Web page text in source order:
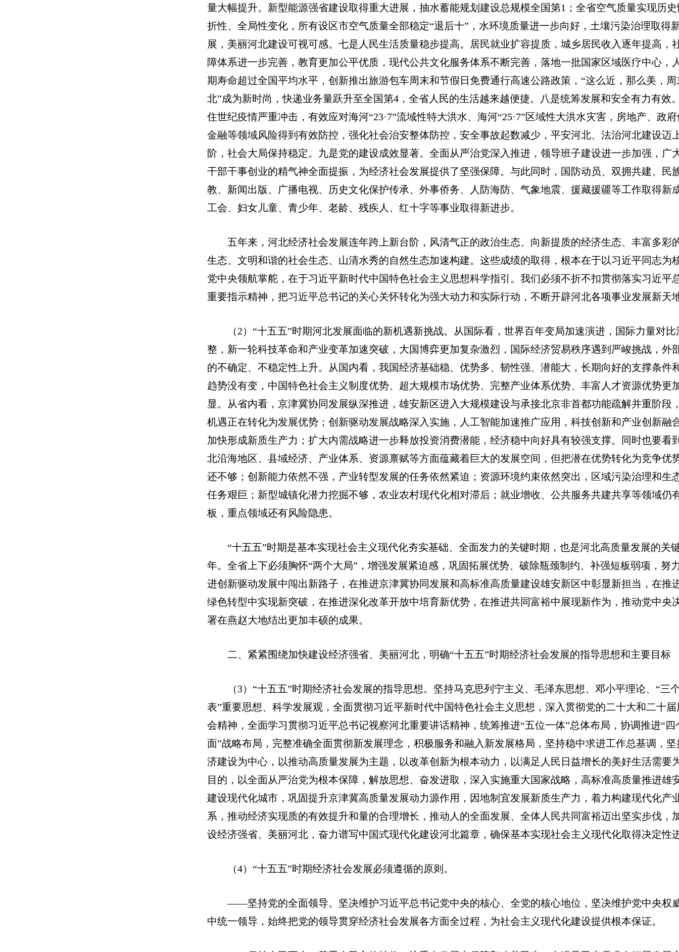
量大幅提升。新型能源强省建设取得重大进展，抽水蓄能规划建设总规模全国第1；全省空气质量实现历
折性、全局性变化，所有设区市空气质量全部稳定“退后十”，水环境质量进一步向好，土壤污染治理取得
展，美丽河北建设可视可感。七是人民生活质量稳步提高。居民就业扩容提质，城乡居民收入逐年提高，
障体系进一步完善，教育更加公平优质，现代公共文化服务体系不断完善，落地一批国家区域医疗中心，
期寿命超过全国平均水平，创新推出旅游包车周末和节假日免费通行高速公路政策，“这么近，那么美，
北”成为新时尚，快递业务量跃升至全国第4，全省人民的生活越来越便捷。八是统筹发展和安全有力有效
住世纪疫情严重冲击，有效应对海河“23·7”流域性特大洪水、海河“25·7”区域性大洪水灾害，房地产、政
金融等领域风险得到有效防控，强化社会治安整体防控，安全事故起数减少，平安河北、法治河北建设迈
阶，社会大局保持稳定。九是党的建设成效显著。全面从严治党深入推进，领导班子建设进一步加强，广
干部干事创业的精气神全面提振，为经济社会发展提供了坚强保障。与此同时，国防动员、双拥共建、民
教、新闻出版、广播电视、历史文化保护传承、外事侨务、人防海防、气象地震、援藏援疆等工作取得新
工会、妇女儿童、青少年、老龄、残疾人、红十字等事业取得新进步。
五年来，河北经济社会发展连年跨上新台阶，风清气正的政治生态、向新提质的经济生态、丰富多彩
生态、文明和谐的社会生态、山清水秀的自然生态加速构建。这些成绩的取得，根本在于以习近平同志为
党中央领航掌舵，在于习近平新时代中国特色社会主义思想科学指引。我们必须不折不扣贯彻落实习近平
重要指示精神，把习近平总书记的关心关怀转化为强大动力和实际行动，不断开辟河北各项事业发展新天
（2）“十五五”时期河北发展面临的新机遇新挑战。从国际看，世界百年变局加速演进，国际力量对比
整，新一轮科技革命和产业变革加速突破，大国博弈更加复杂激烈，国际经济贸易秩序遇到严峻挑战，外
的不确定、不稳定性上升。从国内看，我国经济基础稳、优势多、韧性强、潜能大，长期向好的支撑条件
趋势没有变，中国特色社会主义制度优势、超大规模市场优势、完整产业体系优势、丰富人才资源优势更
显。从省内看，京津冀协同发展纵深推进，雄安新区进入大规模建设与承接北京非首都功能疏解并重阶段
机遇正在转化为发展优势；创新驱动发展战略深入实施，人工智能加速推广应用，科技创新和产业创新融
加快形成新质生产力；扩大内需战略进一步释放投资消费潜能，经济稳中向好具有较强支撑。同时也要看
北沿海地区、县域经济、产业体系、资源禀赋等方面蕴藏着巨大的发展空间，但把潜在优势转化为竞争优
还不够；创新能力依然不强，产业转型发展的任务依然紧迫；资源环境约束依然突出，区域污染治理和生
任务艰巨；新型城镇化潜力挖掘不够，农业农村现代化相对滞后；就业增收、公共服务共建共享等领域仍
板，重点领域还有风险隐患。
“十五五”时期是基本实现社会主义现代化夯实基础、全面发力的关键时期，也是河北高质量发展的关
年。全省上下必须胸怀“两个大局”，增强发展紧迫感，巩固拓展优势、破除瓶颈制约、补强短板弱项，努
进创新驱动发展中闯出新路子，在推进京津冀协同发展和高标准高质量建设雄安新区中彰显新担当，在推
绿色转型中实现新突破，在推进深化改革开放中培育新优势，在推进共同富裕中展现新作为，推动党中央
署在燕赵大地结出更加丰硕的成果。
二、紧紧围绕加快建设经济强省、美丽河北，明确“十五五”时期经济社会发展的指导思想和主要目标
（3）“十五五”时期经济社会发展的指导思想。坚持马克思列宁主义、毛泽东思想、邓小平理论、“三
表”重要思想、科学发展观，全面贯彻习近平新时代中国特色社会主义思想，深入贯彻党的二十大和二十
会精神，全面学习贯彻习近平总书记视察河北重要讲话精神，统筹推进“五位一体”总体布局，协调推进“四
面”战略布局，完整准确全面贯彻新发展理念，积极服务和融入新发展格局，坚持稳中求进工作总基调，
济建设为中心，以推动高质量发展为主题，以改革创新为根本动力，以满足人民日益增长的美好生活需要
目的，以全面从严治党为根本保障，解放思想、奋发进取，深入实施重大国家战略，高标准高质量推进雄
建设现代化城市，巩固提升京津冀高质量发展动力源作用，因地制宜发展新质生产力，着力构建现代化产
系，推动经济实现质的有效提升和量的合理增长，推动人的全面发展、全体人民共同富裕迈出坚实步伐，
设经济强省、美丽河北，奋力谱写中国式现代化建设河北篇章，确保基本实现社会主义现代化取得决定性
（4）“十五五”时期经济社会发展必须遵循的原则。
——坚持党的全面领导。坚决维护习近平总书记党中央的核心、全党的核心地位，坚决维护党中央权
中统一领导，始终把党的领导贯穿经济社会发展各方面全过程，为社会主义现代化建设提供根本保证。